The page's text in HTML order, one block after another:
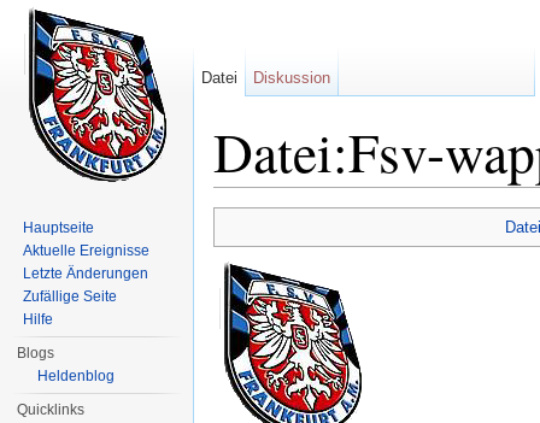
Datei:Fsv-
Datei Diskussion
Hauptseite
Aktuelle Ereignisse
Letzte Änderungen
Zufällige Seite
Hilfe
Blogs
Heldenblog
Quicklinks